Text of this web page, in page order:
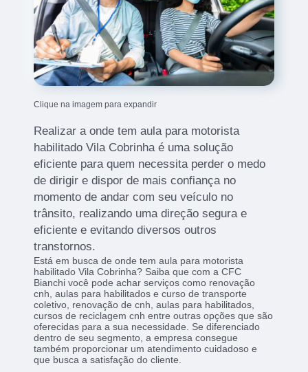
Clique na imagem para expandir
Realizar a onde tem aula para motorista
habilitado Vila Cobrinha é uma solução
eficiente para quem necessita perder o medo
de dirigir e dispor de mais confiança no
momento de andar com seu veículo no
trânsito, realizando uma direção segura e
eficiente e evitando diversos outros
transtornos.
Está em busca de onde tem aula para motorista
habilitado Vila Cobrinha? Saiba que com a CFC
Bianchi você pode achar serviços como renovação
cnh, aulas para habilitados e curso de transporte
coletivo, renovação de cnh, aulas para habilitados,
cursos de reciclagem cnh entre outras opções que são
oferecidas para a sua necessidade. Se diferenciado
dentro de seu segmento, a empresa consegue
também proporcionar um atendimento cuidadoso e
que busca a satisfação do cliente.